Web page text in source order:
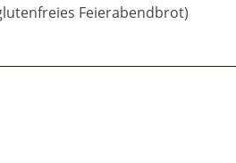
Feierabendbrot)